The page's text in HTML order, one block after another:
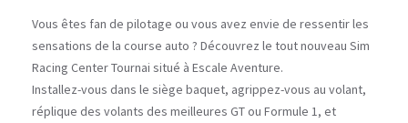
Vous êtes fan de pilotage ou vous avez envie de ressentir les
sensations de la course auto ? Découvrez le tout nouveau Sim
Racing Center Tournai situé à Escale Aventure.
Installez-vous dans le siège baquet, agrippez-vous au volant,
réplique des volants des meilleures GT ou Formule 1, et